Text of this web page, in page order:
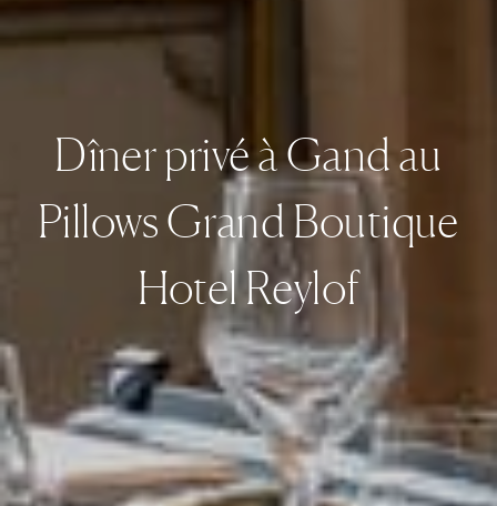
Dîner privé à Gand au
Pillows Grand Boutique
Hotel Reylof